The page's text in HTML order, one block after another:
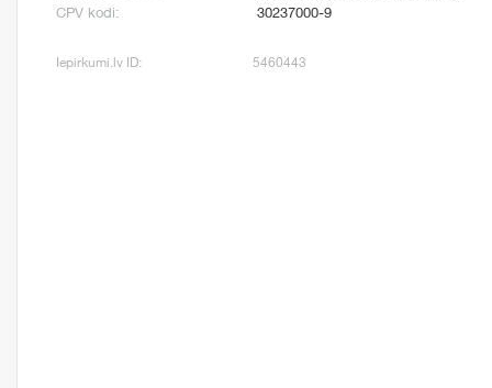
CPV kodi:
30237000-9
Iepirkumi.lv ID: 5460443